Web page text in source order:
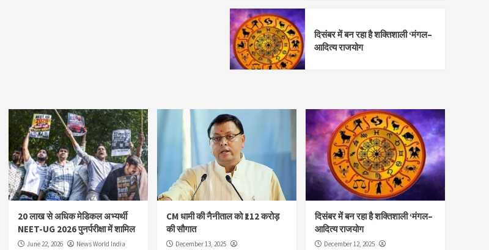
दिसंबर में बन रहा है शक्तिशाली ‘मंगल–
आदित्य राजयोग
20 लाख से अधिक मेडिकल अभ्यर्थी
NEET-UG 2026 पुनर्परीक्षा में शामिल
June 22, 2026 News World India
CM धामी की नैनीताल को ₹112 करोड़
की सौगात
December 13, 2025
दिसंबर में बन रहा है शक्तिशाली ‘मंगल–
आदित्य राजयोग
December 12, 2025